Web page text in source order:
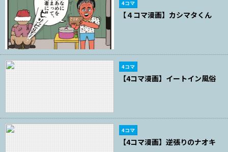
4コマ
【４コマ漫画】カシマタくん
4コマ
【4コマ漫画】イートイン風俗
4コマ
【4コマ漫画】逆張りのナオキ